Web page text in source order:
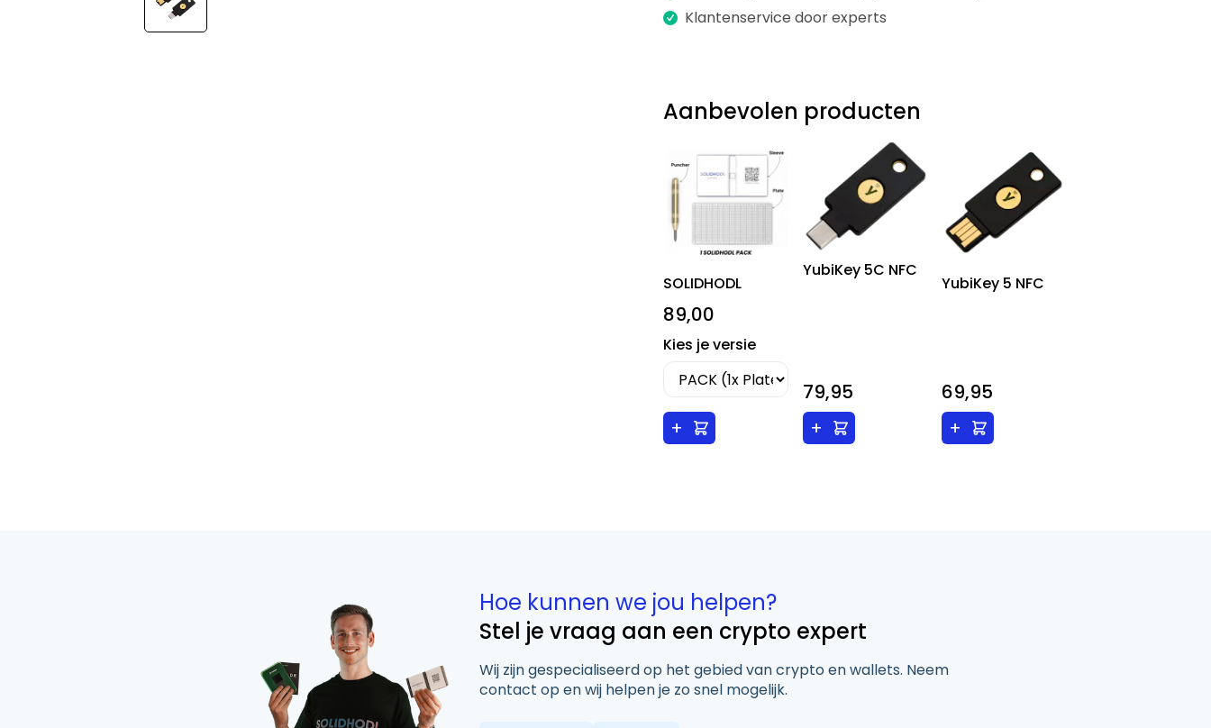
Klantenservice door experts
Aanbevolen producten
SOLIDHODL
89,00
Kies je versie
+
YubiKey 5C NFC
79,95
+
YubiKey 5 NFC
69,95
+
Hoe kunnen we jou helpen?
Stel je vraag aan een crypto expert
Wij zijn gespecialiseerd op het gebied van crypto en wallets. Neem
contact op en wij helpen je zo snel mogelijk.